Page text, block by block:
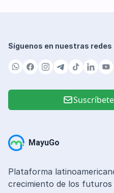
Síguenos en nuestras redes
MayuGo
Plataforma
crecimiento de los futuros